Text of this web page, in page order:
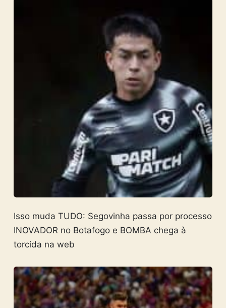
Isso muda TUDO: Segovinha passa por processo
INOVADOR no Botafogo e BOMBA chega à
torcida na web